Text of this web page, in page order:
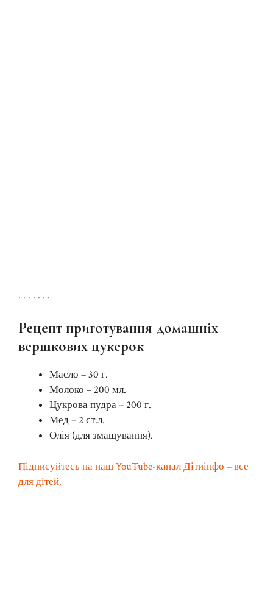
. . . . . . .
Рецепт приготування домашніх
вершкових цукерок
Масло – 30 г.
Молоко – 200 мл.
Цукрова пудра – 200 г.
Мед – 2 ст.л.
Олія (для змащування).
Підписуйтесь на наш YouTube-канал Дітиінфо – все
для дітей.